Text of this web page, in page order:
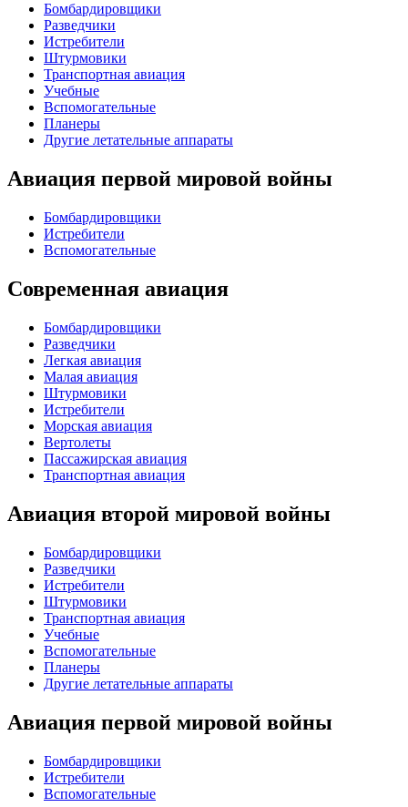
Бомбардировщики
Разведчики
Истребители
Штурмовики
Транспортная авиация
Учебные
Вспомогательные
Планеры
Другие летательные аппараты
Авиация первой мировой войны
Бомбардировщики
Истребители
Вспомогательные
Современная авиация
Бомбардировщики
Разведчики
Легкая авиация
Малая авиация
Штурмовики
Истребители
Морская авиация
Вертолеты
Пассажирская авиация
Транспортная авиация
Авиация второй мировой войны
Бомбардировщики
Разведчики
Истребители
Штурмовики
Транспортная авиация
Учебные
Вспомогательные
Планеры
Другие летательные аппараты
Авиация первой мировой войны
Бомбардировщики
Истребители
Вспомогательные